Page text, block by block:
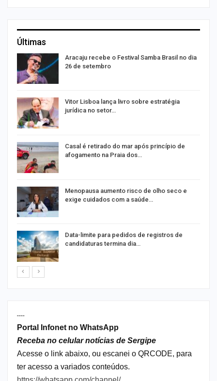
Últimas
Aracaju recebe o Festival Samba Brasil no dia
26 de setembro
Vitor Lisboa lança livro sobre estratégia
jurídica no setor…
Casal é retirado do mar após princípio de
afogamento na Praia dos…
Menopausa aumento risco de olho seco e
exige cuidados com a saúde…
Data-limite para pedidos de registros de
candidaturas termina dia…
----
Portal Infonet no WhatsApp
Receba no celular notícias de Sergipe
Acesse o link abaixo, ou escanei o QRCODE, para
ter acesso a variados conteúdos.